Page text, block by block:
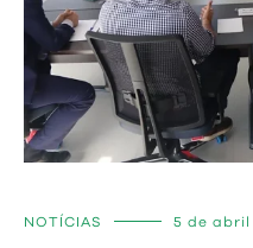
NOTÍCIAS 5 de abril